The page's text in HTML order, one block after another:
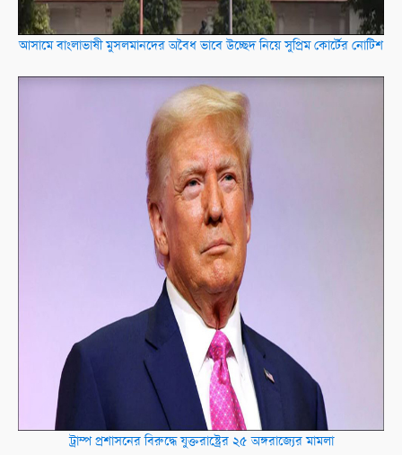
আসামে বাংলাভাষী মুসলমানদের অবৈধ ভাবে উচ্ছেদ নিয়ে সুপ্রিম কোর্টের নোটিশ
ট্রাম্প প্রশাসনের বিরুদ্ধে যুক্তরাষ্ট্রের ২৫ অঙ্গরাজ্যের মামলা